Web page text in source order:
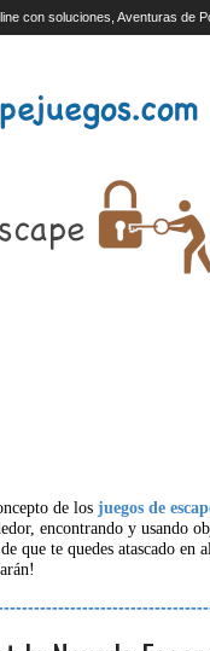
con soluciones, Aventuras de
de losjuegos de
encontrando y usando
de que te quedes atascado